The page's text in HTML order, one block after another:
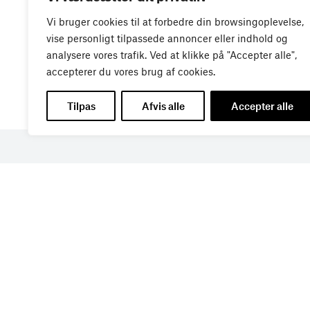
Vi bruger cookies til at forbedre din browsingoplevelse,
vise personligt tilpassede annoncer eller indhold og
analysere vores trafik. Ved at klikke på "Accepter alle",
accepterer du vores brug af cookies.
Tilpas Afvis alle Accepter alle